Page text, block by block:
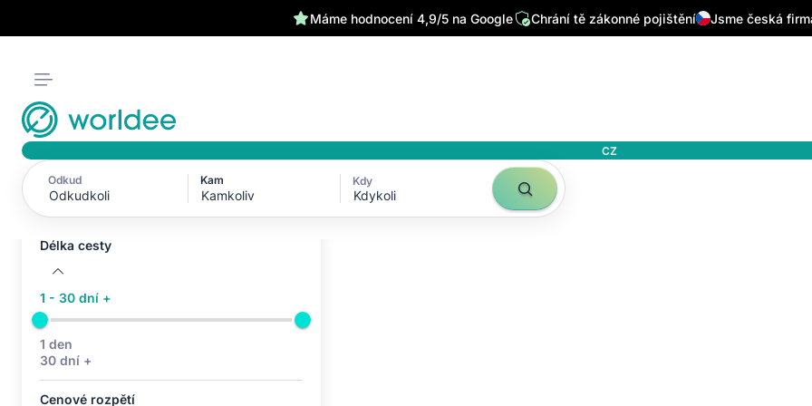
Máme hodnocení 4,9/5 na Google Chrání tě zákonné pojištění
CZ
Odkud Kam Kdy
Kdykoli
Aktivní filtry (0)
Žádné aktivní filtry
Délka cesty
1 - 30 dní +
1 den
30 dní +
Cenové rozpětí